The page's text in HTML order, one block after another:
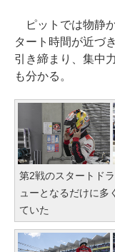
ピットでは物静
タート時間が近づ
引き締まり、集中
も分かる。
第2戦のスタートド
ューとなるだけに多
ていた